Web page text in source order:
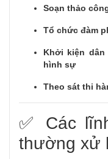
Soạn thảo
Tổ chức đàm
Khởi kiện
hình sự
Theo sát thi
✅ Các
thường xử